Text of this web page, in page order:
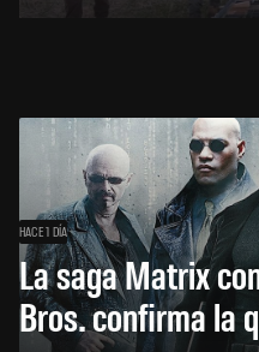
HACE 1 DÍA
La saga Matrix
Bros. confirma la